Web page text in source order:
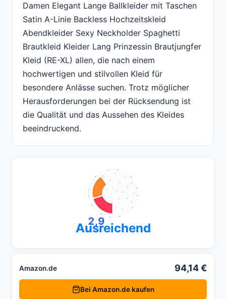
Damen Elegant Lange Ballkleider mit Taschen
Satin A-Linie Backless Hochzeitskleid
Abendkleider Sexy Neckholder Spaghetti
Brautkleid Kleider Lang Prinzessin Brautjungfer
Kleid (RE-XL) allen, die nach einem
hochwertigen und stilvollen Kleid für
besondere Anlässe suchen. Trotz möglicher
Herausforderungen bei der Rücksendung ist
die Qualität und das Aussehen des Kleides
beeindruckend.
2,9
Ausreichend
Amazon.de 94,14 €
Bei Amazon.de kaufen